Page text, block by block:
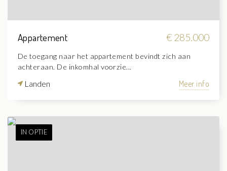
Appartement € 285.000
De toegang naar het appartement bevindt zich aan
achteraan. De inkomhal voorzie...
Landen Meer info
IN OPTIE